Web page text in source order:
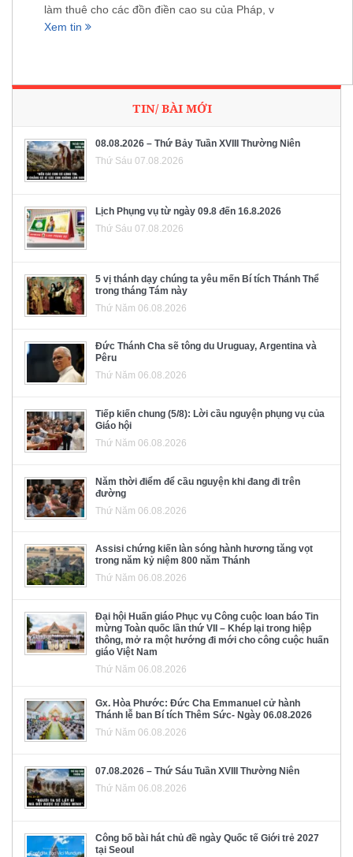
làm thuê cho các đồn điền cao su của Pháp, v
Xem tin
TIN/ BÀI MỚI
08.08.2026 – Thứ Bảy Tuần XVIII Thường Niên
Thứ Sáu 07.08.2026
Lịch Phụng vụ từ ngày 09.8 đến 16.8.2026
Thứ Sáu 07.08.2026
5 vị thánh dạy chúng ta yêu mến Bí tích Thánh Thể
trong tháng Tám này
Thứ Năm 06.08.2026
Đức Thánh Cha sẽ tông du Uruguay, Argentina và
Pêru
Thứ Năm 06.08.2026
Tiếp kiến chung (5/8): Lời cầu nguyện phụng vụ của
Giáo hội
Thứ Năm 06.08.2026
Năm thời điểm để cầu nguyện khi đang đi trên
đường
Thứ Năm 06.08.2026
Assisi chứng kiến làn sóng hành hương tăng vọt
trong năm kỷ niệm 800 năm Thánh
Thứ Năm 06.08.2026
Đại hội Huấn giáo Phục vụ Công cuộc loan báo Tin
mừng Toàn quốc lần thứ VII – Khép lại trong hiệp
thông, mở ra một hướng đi mới cho công cuộc huấn
giáo Việt Nam
Thứ Năm 06.08.2026
Gx. Hòa Phước: Đức Cha Emmanuel cử hành
Thánh lễ ban Bí tích Thêm Sức- Ngày 06.08.2026
Thứ Năm 06.08.2026
07.08.2026 – Thứ Sáu Tuần XVIII Thường Niên
Thứ Năm 06.08.2026
Công bố bài hát chủ đề ngày Quốc tế Giới trẻ 2027
tại Seoul